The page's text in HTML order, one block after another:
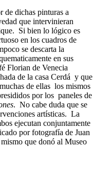
de dichas pinturas a
que intervinieran
Si bien lo lógico es
en los cuadros de
se descarta la
en sus
Florian de Venecia
de la casa Cerdá y que
de ellas los mismos
por los paneles de
. No cabe duda que se
artísticas. La
ejecutan conjuntamente
por fotografía de Juan
que donó al Museo